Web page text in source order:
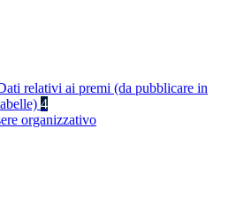
relativi ai premi (da pubblicare in
4
organizzativo